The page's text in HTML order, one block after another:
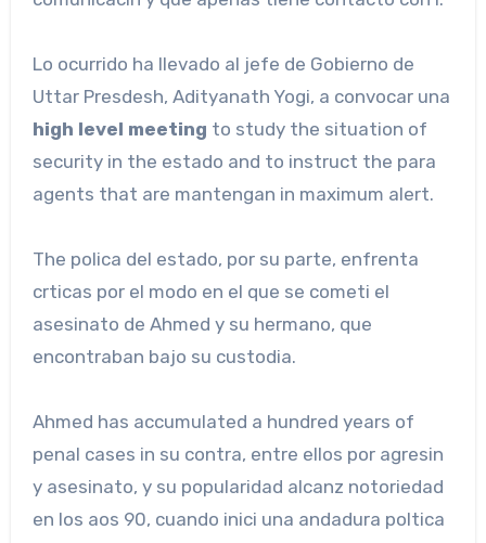
Lo ocurrido ha llevado al jefe de Gobierno de
Uttar Presdesh, Adityanath Yogi, a convocar una
high level meeting to study the situation of
security in the estado and to instruct the para
agents that are mantengan in maximum alert.
The polica del estado, por su parte, enfrenta
crticas por el modo en el que se cometi el
asesinato de Ahmed y su hermano, que
encontraban bajo su custodia.
Ahmed has accumulated a hundred years of
penal cases in su contra, entre ellos por agresin
y asesinato, y su popularidad alcanz notoriedad
en los aos 90, cuando inici una andadura poltica